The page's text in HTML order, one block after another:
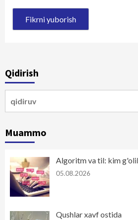
Qidirish
Muammo
Algoritm va til: kim
05.08.2026
Qushlar xavf ostida